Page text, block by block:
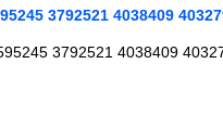
3792521 4038409
3792521 4038409